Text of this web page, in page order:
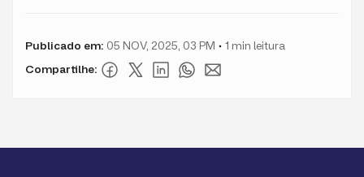
Publicado em: 05 NOV, 2025, 03 PM 1 min leitura
Compartilhe: